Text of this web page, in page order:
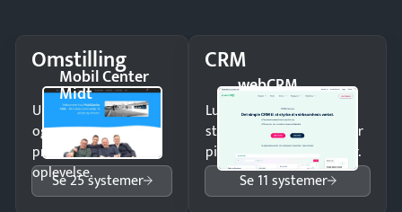
Omstilling
Mobil Center
Midt
Undgå tabte opkald
og giv kunderne en
professionel
oplevelse.
Se 25 systemer
CRM
webCRM
Luk flere salg med et
struktureret overblik over
pipeline og opfølgninger.
Se 11 systemer